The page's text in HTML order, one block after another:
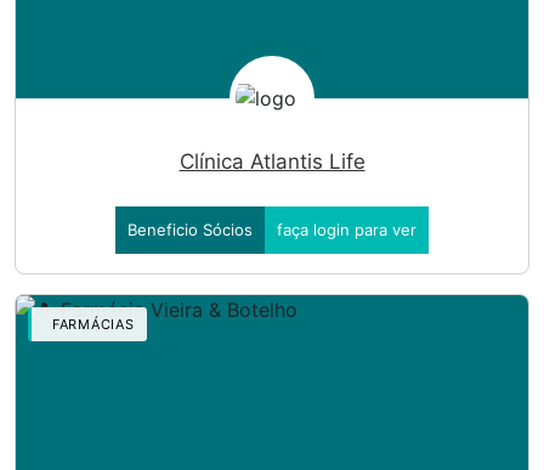
Clínica Atlantis Life
Beneficio Sócios faça login para ver
FARMÁCIAS